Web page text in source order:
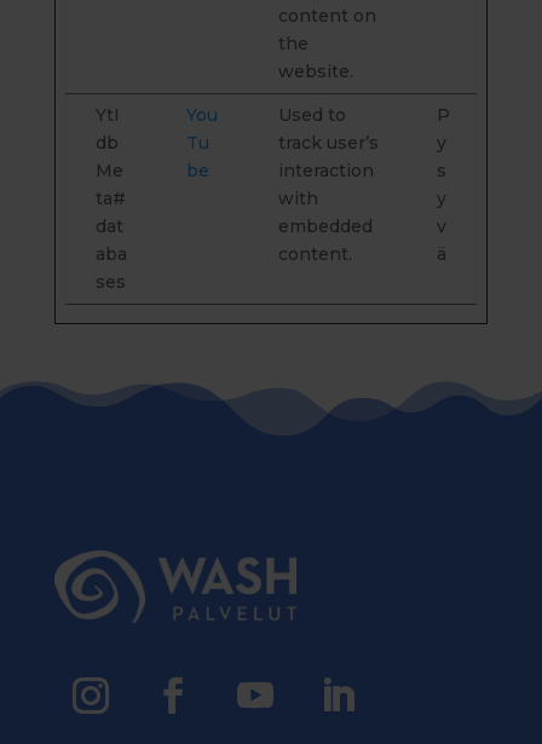
content on
the
website.
YtI
db
Me
ta#
dat
aba
ses
You
Tu
be
Used to
track user’s
interaction
with
embedded
content.
P
y
s
y
v
ä